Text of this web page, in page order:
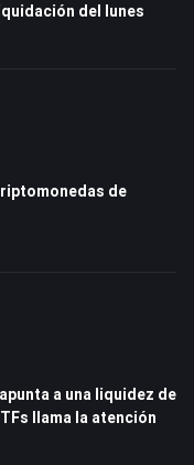
del lunes
de
a una liquidez de
llama la atención